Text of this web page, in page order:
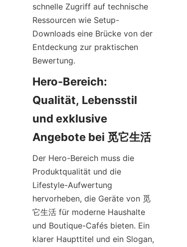
schnelle Zugriff auf technische
Ressourcen wie Setup-
Downloads eine Brücke von der
Entdeckung zur praktischen
Bewertung.
Hero-Bereich:
Qualität, Lebensstil
und exklusive
Der Hero-Bereich muss die
Produktqualität und die
Lifestyle-Aufwertung
hervorheben, die Geräte von 觅
它生活 für moderne Haushalte
und Boutique-Cafés bieten. Ein
klarer Haupttitel und ein Slogan,